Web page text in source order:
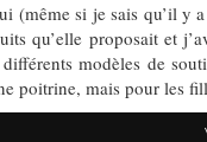
si je sais qu’il y
qu’elle proposait et
modèles de
poitrine, mais pour